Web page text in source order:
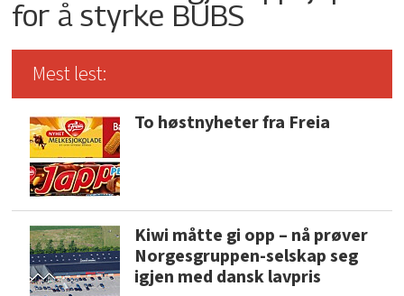
for å styrke BUBS
Mest lest:
To høstnyheter fra Freia
Kiwi måtte gi opp – nå prøver
Norgesgruppen-selskap seg
igjen med dansk lavpris